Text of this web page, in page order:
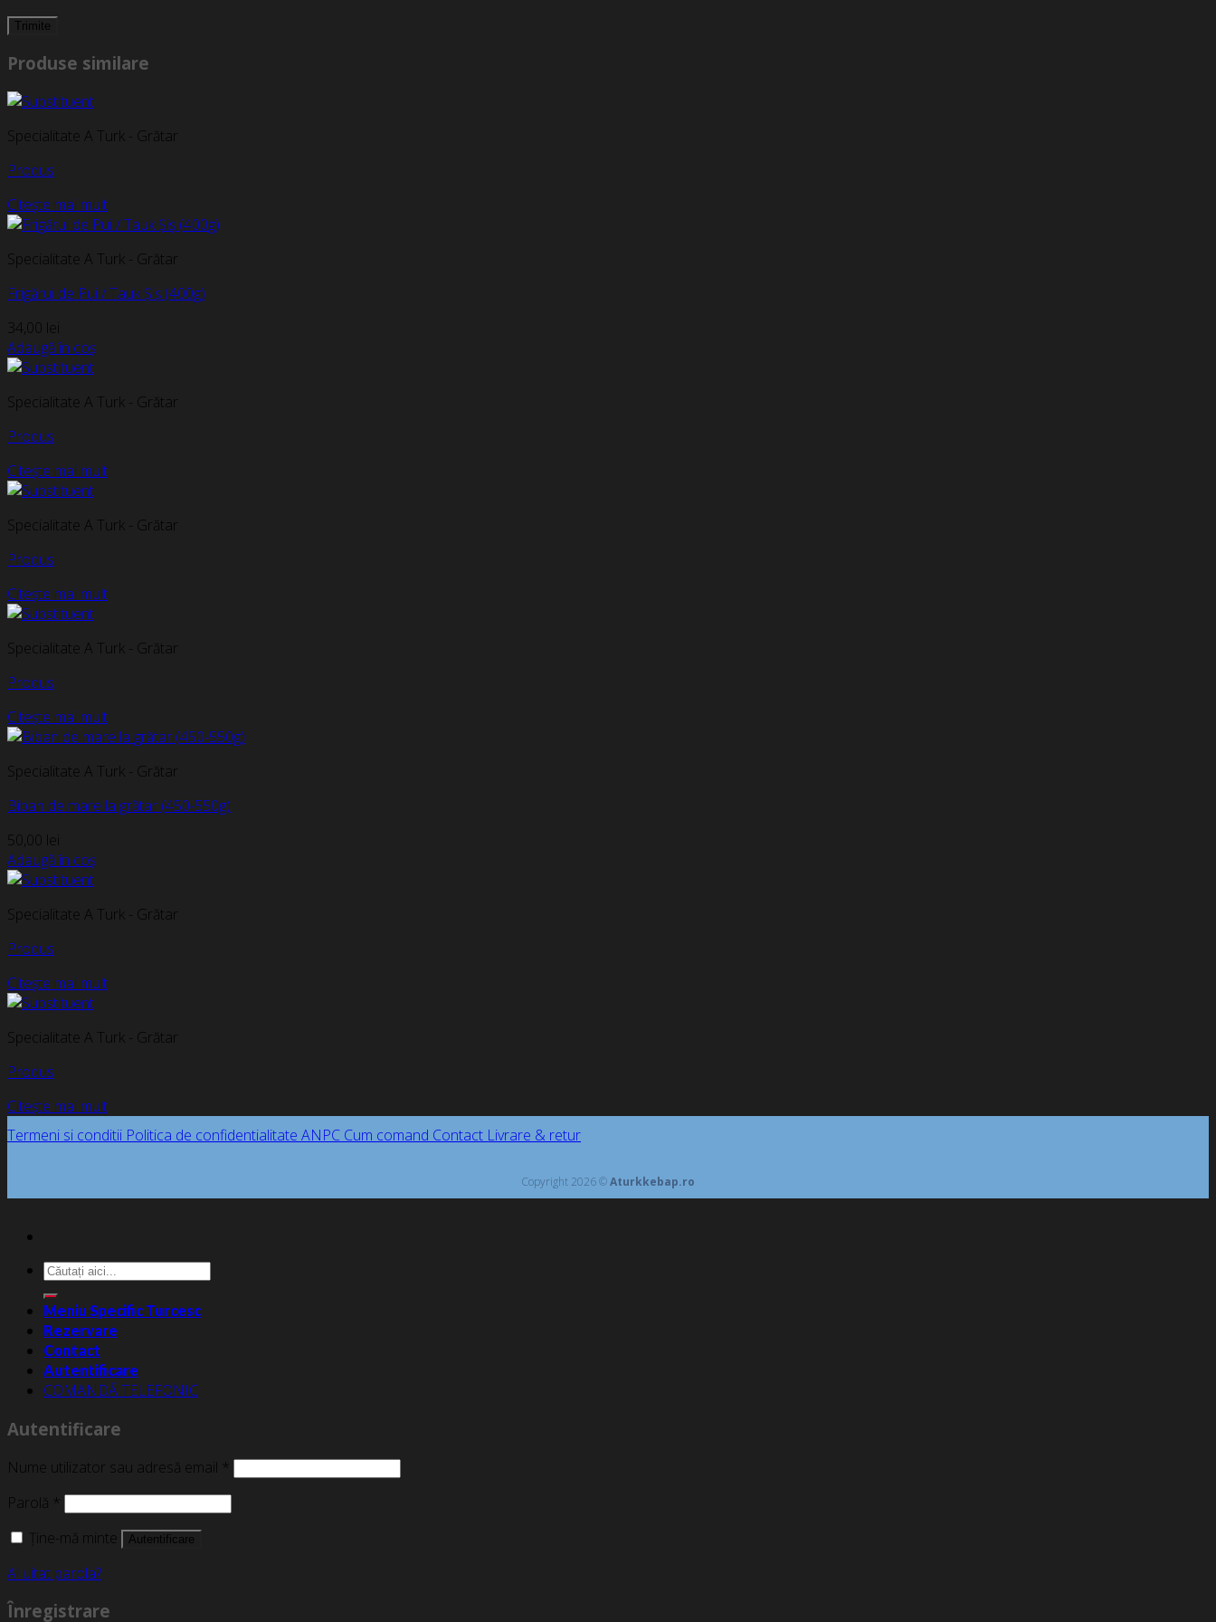
Produse similare
Specialitate A Turk - Grătar
Produs
Citește mai mult
Specialitate A Turk - Grătar
Frigărui de Pui / Tauk Șiș (400g)
34,00 lei
Adaugă în coș
Specialitate A Turk - Grătar
Produs
Citește mai mult
Specialitate A Turk - Grătar
Produs
Citește mai mult
Specialitate A Turk - Grătar
Produs
Citește mai mult
Specialitate A Turk - Grătar
Biban de mare la grătar (450-550g)
50,00 lei
Adaugă în coș
Specialitate A Turk - Grătar
Produs
Citește mai mult
Specialitate A Turk - Grătar
Produs
Citește mai mult
Termeni si conditii Politica de confidentialitate ANPC Cum comand Contact Livrare & retur
Copyright 2026 ©Aturkkebap.ro
Caută
după:
Meniu Specific Turcesc
Rezervare
Contact
Autentificare
COMANDĂ TELEFONIC
Autentificare
Nume utilizator sau adresă email *
Parolă *
Ține-mă minte
Autentificare
Ai uitat parola?
Înregistrare